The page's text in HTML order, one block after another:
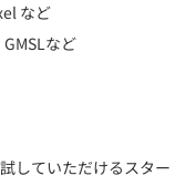
など
など
していただけるスター